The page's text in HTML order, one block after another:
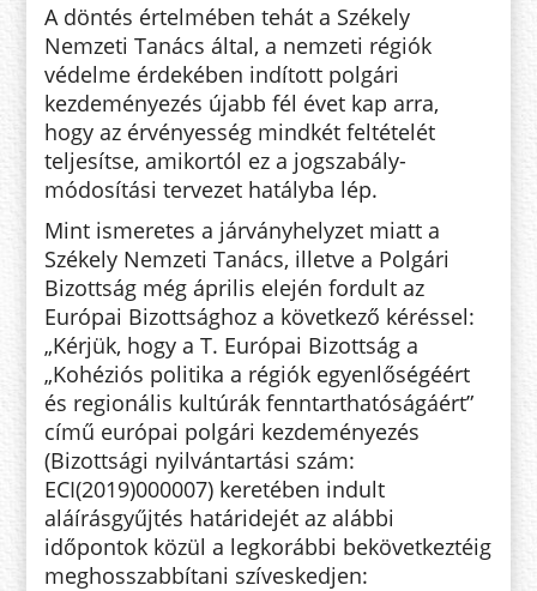
A döntés értelmében tehát a Székely
Nemzeti Tanács által, a nemzeti régiók
védelme érdekében indított polgári
kezdeményezés újabb fél évet kap arra,
hogy az érvényesség mindkét feltételét
teljesítse, amikortól ez a jogszabály-
módosítási tervezet hatályba lép.
Mint ismeretes a járványhelyzet miatt a
Székely Nemzeti Tanács, illetve a Polgári
Bizottság még április elején fordult az
Európai Bizottsághoz a következő kéréssel:
„Kérjük, hogy a T. Európai Bizottság a
„Kohéziós politika a régiók egyenlőségéért
és regionális kultúrák fenntarthatóságáért”
című európai polgári kezdeményezés
(Bizottsági nyilvántartási szám:
ECI(2019)000007) keretében indult
aláírásgyűjtés határidejét az alábbi
időpontok közül a legkorábbi bekövetkeztéig
meghosszabbítani szíveskedjen: